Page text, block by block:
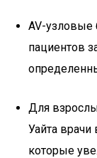
AV-
пациентов
Для
Уайта
которые